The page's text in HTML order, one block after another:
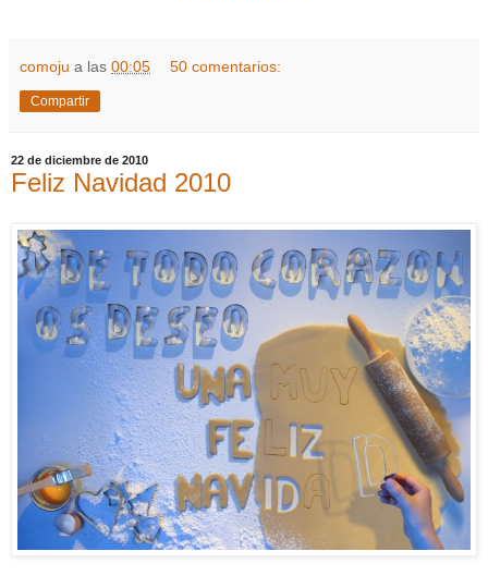
comoju a las 00:05 50 comentarios:
Compartir
22 de diciembre de 2010
Feliz Navidad 2010